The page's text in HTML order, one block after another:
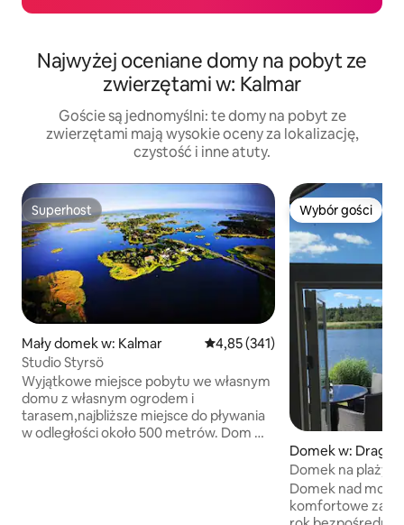
Najwyżej oceniane domy na pobyt ze
zwierzętami w: Kalmar
Goście są jednomyślni: te domy na pobyt ze
zwierzętami mają wysokie oceny za lokalizację,
czystość i inne atuty.
Superhost
Superhost
Mały domek w: Kalmar Średnia ocena: 4,85 na 5, liczba
4,85 (341)
Studio Styrsö
Wyjątkowe miejsce pobytu we własnym
domu z własnym ogrodem i
tarasem,najbliższe miejsce do pływania
w odległości około 500 metrów. Dom ma
Wybór gości
Wybór gości
Domek w: Drag
Domek na plaży,
Domek nad
komfortowe